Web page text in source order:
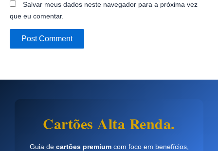
Salvar meus dados neste navegador para a próxima vez
que eu comentar.
Cartões Alta Renda.
Guia de cartões premiumcom foco em benefícios,